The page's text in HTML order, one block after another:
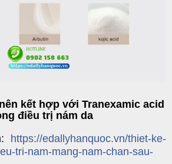
kết hợp với Tranexamic acid
điều trị nám da
https://edallyhanquoc.vn/thiet-ke-
tri-nam-mang-nam-chan-sau-